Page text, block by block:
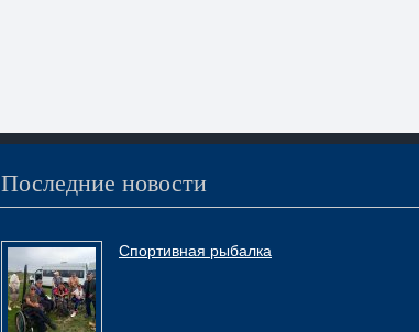
Последние новости
Спортивная рыбалка